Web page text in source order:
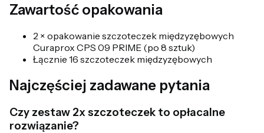
Zawartość opakowania
2 × opakowanie szczoteczek międzyzębowych
Curaprox CPS 09 PRIME (po 8 sztuk)
Łącznie 16 szczoteczek międzyzębowych
Najczęściej zadawane pytania
Czy zestaw 2x szczoteczek to opłacalne
rozwiązanie?